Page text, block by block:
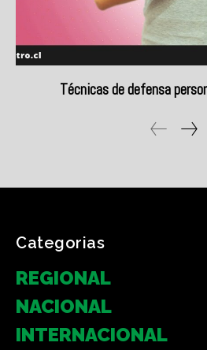
Categorias
REGIONAL
NACIONAL
INTERNACIONAL